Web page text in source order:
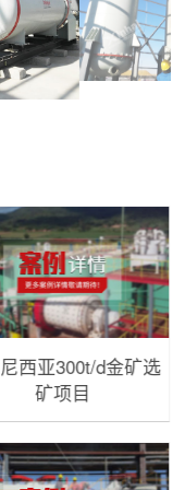
西亚300t/d金矿选
矿项目